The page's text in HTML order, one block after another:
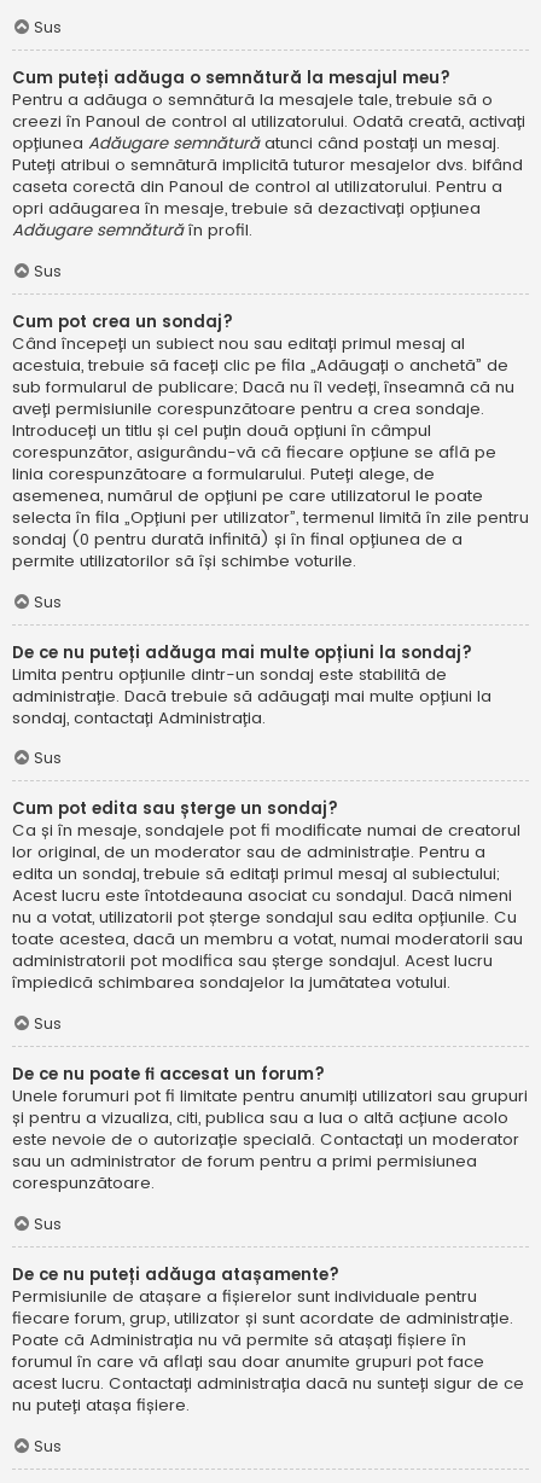
Sus
Cum puteți adăuga o semnătură la mesajul meu?
Pentru a adăuga o semnătură la mesajele tale, trebuie să o
creezi în Panoul de control al utilizatorului. Odată creată, activați
opțiunea Adăugare semnăturăatunci când postați un mesaj.
Puteți atribui o semnătură implicită tuturor mesajelor dvs. bifând
caseta corectă din Panoul de control al utilizatorului. Pentru a
opri adăugarea în mesaje, trebuie să dezactivați opțiunea
Adăugare semnăturăîn profil.
Sus
Cum pot crea un sondaj?
Când începeți un subiect nou sau editați primul mesaj al
acestuia, trebuie să faceți clic pe fila „Adăugați o anchetă” de
sub formularul de publicare; Dacă nu îl vedeți, înseamnă că nu
aveți permisiunile corespunzătoare pentru a crea sondaje.
Introduceți un titlu și cel puțin două opțiuni în câmpul
corespunzător, asigurându-vă că fiecare opțiune se află pe
linia corespunzătoare a formularului. Puteți alege, de
asemenea, numărul de opțiuni pe care utilizatorul le poate
selecta în fila „Opțiuni per utilizator”, termenul limită în zile pentru
sondaj (0 pentru durată infinită) și în final opțiunea de a
permite utilizatorilor să își schimbe voturile.
Sus
De ce nu puteți adăuga mai multe opțiuni la sondaj?
Limita pentru opțiunile dintr-un sondaj este stabilită de
administrație. Dacă trebuie să adăugați mai multe opțiuni la
sondaj, contactați Administrația.
Sus
Cum pot edita sau șterge un sondaj?
Ca și în mesaje, sondajele pot fi modificate numai de creatorul
lor original, de un moderator sau de administrație. Pentru a
edita un sondaj, trebuie să editați primul mesaj al subiectului;
Acest lucru este întotdeauna asociat cu sondajul. Dacă nimeni
nu a votat, utilizatorii pot șterge sondajul sau edita opțiunile. Cu
toate acestea, dacă un membru a votat, numai moderatorii sau
administratorii pot modifica sau șterge sondajul. Acest lucru
împiedică schimbarea sondajelor la jumătatea votului.
Sus
De ce nu poate fi accesat un forum?
Unele forumuri pot fi limitate pentru anumiți utilizatori sau grupuri
și pentru a vizualiza, citi, publica sau a lua o altă acțiune acolo
este nevoie de o autorizație specială. Contactați un moderator
sau un administrator de forum pentru a primi permisiunea
corespunzătoare.
Sus
De ce nu puteți adăuga atașamente?
Permisiunile de atașare a fișierelor sunt individuale pentru
fiecare forum, grup, utilizator și sunt acordate de administrație.
Poate că Administrația nu vă permite să atașați fișiere în
forumul în care vă aflați sau doar anumite grupuri pot face
acest lucru. Contactați administrația dacă nu sunteți sigur de ce
nu puteți atașa fișiere.
Sus